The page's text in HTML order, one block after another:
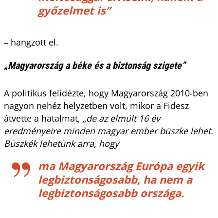
győzelmet is”
– hangzott el.
„Magyarország a béke és a biztonság szigete”
A politikus felidézte, hogy Magyarország 2010-ben
nagyon nehéz helyzetben volt, mikor a Fidesz
átvette a hatalmat, „de az elmúlt 16 év
eredményeire minden magyar ember büszke lehet.
Büszkék lehetünk arra, hogy
ma Magyarország Európa egyik
legbiztonságosabb, ha nem a
legbiztonságosabb országa.